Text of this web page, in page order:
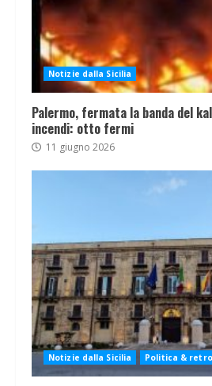
Notizie dalla Sicilia
Palermo, fermata la banda del
incendi: otto fermi
11 giugno 2026
Notizie dalla Sicilia Politica &